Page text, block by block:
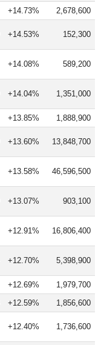
+14.73% 2,678,600
+14.53% 152,300
+14.08% 589,200
+14.04% 1,351,000
+13.85% 1,888,900
+13.60% 13,848,700
+13.58% 46,596,500
+13.07% 903,100
+12.91% 16,806,400
+12.70% 5,398,900
+12.69%
1,979,700
+12.59% 1,856,600
+12.40% 1,736,600